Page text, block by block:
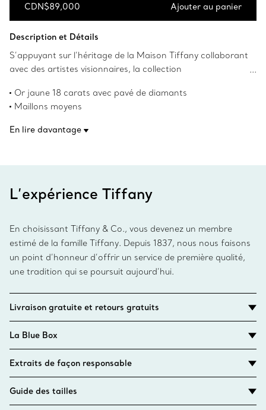
CDN$89,000 Ajouter au panier
Description et Détails
S’appuyant sur l’héritage de la Maison Tiffany collaborant
avec des artistes visionnaires, la collection
rébellion comme catalyseur de créativité. Ces œuvres
s’inspirent de Poséidon et de son trident. Le motif
profilés sont fabriqués en or 18 carats pour créer un style
de poisson permettent à la lumière d’entrer sous tous les
Or jaune 18 carats avec pavé de diamants
Maillons moyens
Poids total en carats de 3,71
En lire davantage
L’expérience Tiffany
En choisissant Tiffany & Co., vous devenez un membre
estimé de la famille Tiffany. Depuis 1837, nous nous faisons
un point d’honneur d’offrir un service de première qualité,
une tradition qui se poursuit aujourd’hui.
Livraison gratuite et retours gratuits
La Blue Box
Extraits de façon responsable
Guide des tailles